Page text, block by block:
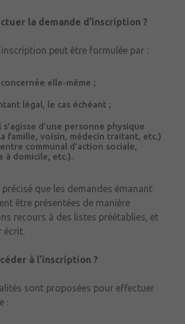
la demande d’inscription ?
peut être formulée par :
elle-même ;
légal, le cas échéant ;
s’agisse d’une personne physique
famille, voisin, médecin traitant, etc.)
communal d’action sociale,
à domicile, etc.).
que les demandes émanant
être présentées de manière
recours à des listes préétablies, et
écrit.
à l’inscription ?
sont proposées pour effectuer
: